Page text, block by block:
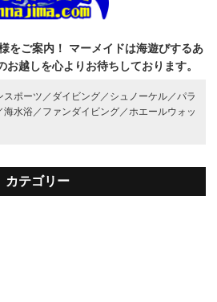
をご案内！
マーメイドは海遊びするあ
お越しを心よりお待ちしております。
スポーツ／ ダイビング／ シュノーケル／パラ
海水浴／ ファンダイビング／ホエールウォッ
カテゴリー